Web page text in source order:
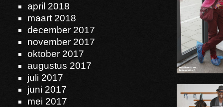
april 2018
maart 2018
december 2017
november 2017
oktober 2017
augustus 2017
juli 2017
juni 2017
mei 2017